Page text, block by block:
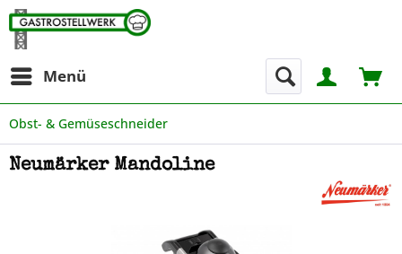
Menü
Obst- & Gemüseschneider
Neumärker Mandoline